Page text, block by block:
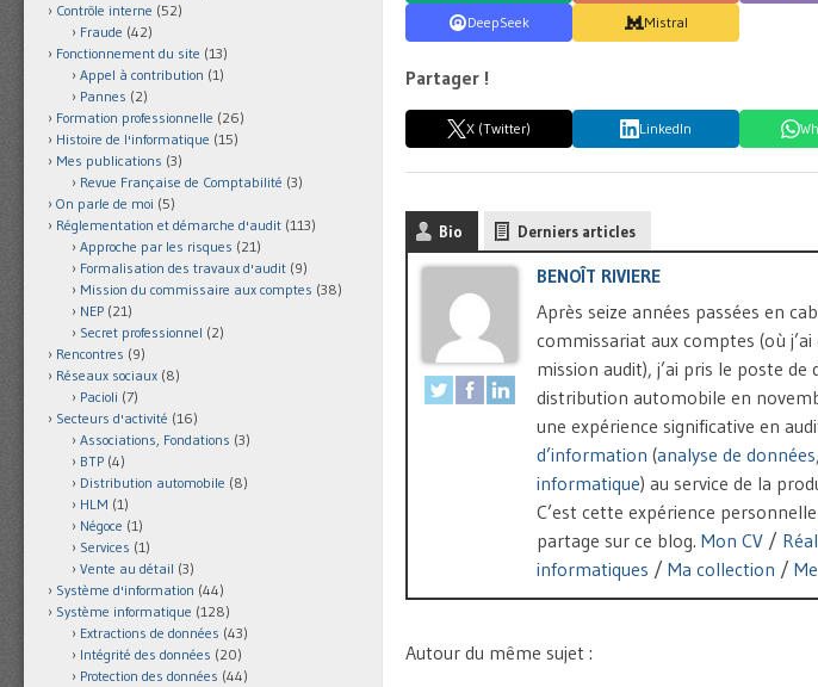
DeepSeek Mistral
Partager !
X (Twitter) LinkedIn
Bio Derniers articles
BENOÎT RIVIERE
Après seize années passées en
commissariat aux comptes (où
mission audit), j’ai pris le poste
distribution automobile en
une expérience significative en
d’information (analyse de données,
informatique) au service de la
C’est cette expérience
partage sur ce blog. Mon CV /
informatiques / Ma collection /
Autour du même sujet :
Contrôle interne (52)
Fraude (42)
Fonctionnement du site (13)
Appel à contribution (1)
Pannes (2)
Formation professionnelle (26)
Histoire de l'informatique (15)
Mes publications (3)
Revue Française de Comptabilité (3)
On parle de moi (5)
Réglementation et démarche d'audit (113)
Approche par les risques (21)
Formalisation des travaux d'audit (9)
Mission du commissaire aux comptes (38)
NEP (21)
Secret professionnel (2)
Rencontres (9)
Réseaux sociaux (8)
Pacioli (7)
Secteurs d'activité (16)
Associations, Fondations (3)
BTP (4)
Distribution automobile (8)
HLM (1)
Négoce (1)
Services (1)
Vente au détail (3)
Système d'information (44)
Système informatique (128)
Extractions de données (43)
Intégrité des données (20)
Protection des données (44)